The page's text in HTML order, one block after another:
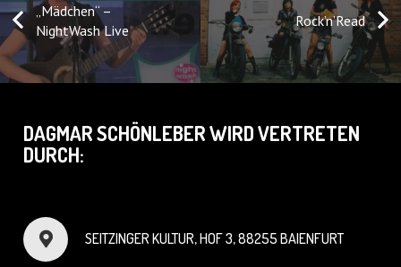
„Mädchen“ –
NightWash Live
Rock’n’Read
DAGMAR SCHÖNLEBER WIRD VERTRETEN
DURCH:
SEITZINGER KULTUR, HOF 3, 88255 BAIENFURT